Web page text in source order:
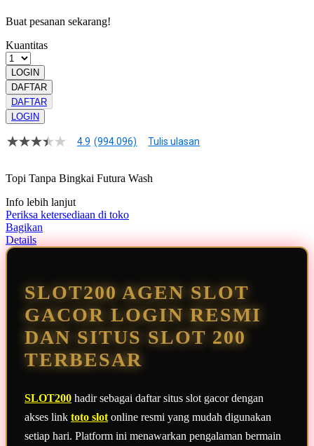
Buat pesanan sekarang!
Kuantitas
LOGIN
DAFTAR
DAFTAR
LOGIN
4.9
bintang,
rating
rata-
rata.
Read
13
yang
4.9 (994.096) Tulis ulasan
Topi Tanpa Bingkai Futura Wash
Info lebih lanjut
Periksa ketersediaan di toko
Bagikan
Details
SLOT200 AGEN SLOT
GACOR LOGIN RESMI
DAN SITUS SLOT 200
TERBESAR
SLOT200 hadir sebagai daftar situs slot gacor dengan
akses link toto slot online resmi yang mudah digunakan
setiap hari. Platform ini menawarkan pengalaman bermain